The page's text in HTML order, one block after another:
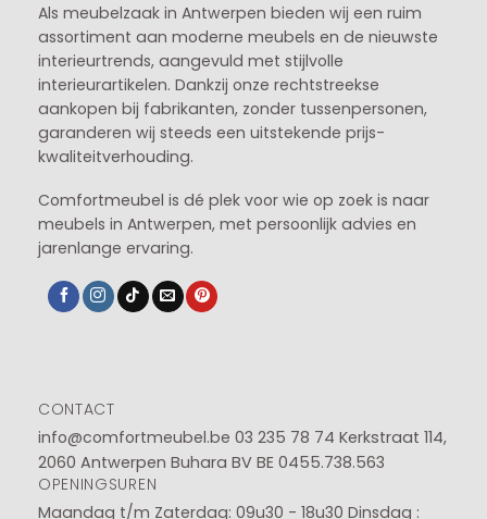
Als meubelzaak in Antwerpen bieden wij een ruim
assortiment aan moderne meubels en de nieuwste
interieurtrends, aangevuld met stijlvolle
interieurartikelen. Dankzij onze rechtstreekse
aankopen bij fabrikanten, zonder tussenpersonen,
garanderen wij steeds een uitstekende prijs-
kwaliteitverhouding.
Comfortmeubel is dé plek voor wie op zoek is naar
meubels in Antwerpen, met persoonlijk advies en
jarenlange ervaring.
CONTACT
info@comfortmeubel.be 03 235 78 74 Kerkstraat 114,
2060 Antwerpen Buhara BV BE 0455.738.563
OPENINGSUREN
Maandag t/m Zaterdag: 09u30 - 18u30 Dinsdag :